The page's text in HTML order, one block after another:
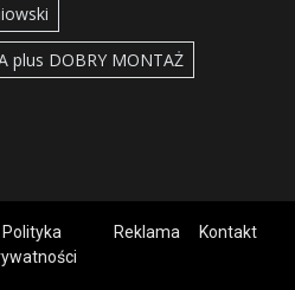
plus DOBRY MONTAŻ
Polityka
Reklama Kontakt